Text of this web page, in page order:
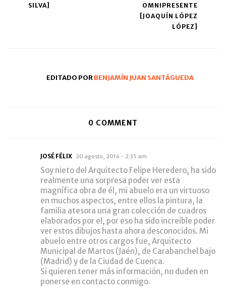
SILVA]
OMNIPRESENTE
[JOAQUÍN LÓPEZ
LÓPEZ]
EDITADO PORBENJAMÍN JUAN SANTÁGUEDA
0 COMMENT
JOSÉ FÉLIX 20 agosto, 2016 - 2:35 am
Soy nieto del Arquitecto Felipe Heredero, ha sido
realmente una sorpresa poder ver esta
magnífica obra de él, mi abuelo era un virtuoso
en muchos aspectos, entre ellos la pintura, la
familia atesora una gran colección de cuadros
elaborados por el, por eso ha sido increíble poder
ver estos dibujos hasta ahora desconocidos. Mi
abuelo entre otros cargos fue, Arquitecto
Municipal de Martos (Jaén), de Carabanchel bajo
(Madrid) y de la Ciudad de Cuenca.
Si quieren tener más información, no duden en
ponerse en contacto conmigo.